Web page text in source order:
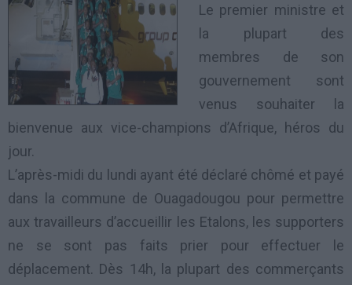
Le premier ministre et
la plupart des
membres de son
gouvernement sont
venus souhaiter la
bienvenue aux vice-champions d’Afrique, héros du
jour.
L’après-midi du lundi ayant été déclaré chômé et payé
dans la commune de Ouagadougou pour permettre
aux travailleurs d’accueillir les Etalons, les supporters
ne se sont pas faits prier pour effectuer le
déplacement. Dès 14h, la plupart des commerçants